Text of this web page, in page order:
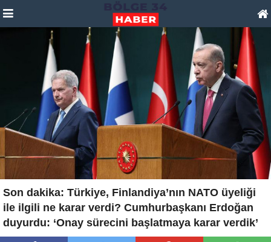
Son dakika: Türkiye, Finlandiya’nın NATO üyeliği
ile ilgili ne karar verdi? Cumhurbaşkanı Erdoğan
duyurdu: ‘Onay sürecini başlatmaya karar verdik’